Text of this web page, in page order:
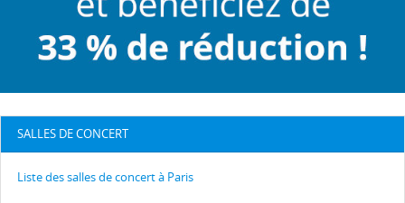
SALLES DE CONCERT
Liste des salles de concert à Paris